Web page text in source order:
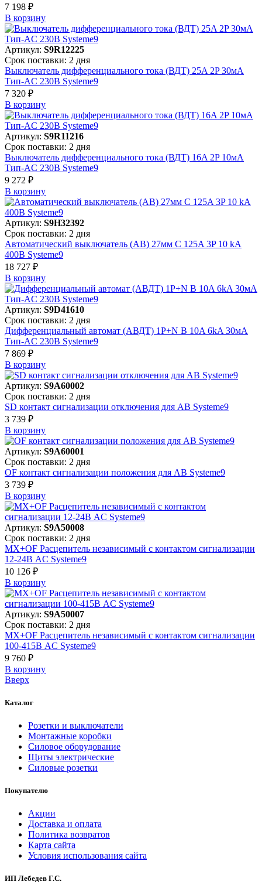
7 198 ₽
В корзинy
Артикул: S9R12225
Срок поставки: 2 дня
Выключатель дифференциального тока (ВДТ) 25A 2P 30мА
Тип-AC 230В Systeme9
7 320 ₽
В корзинy
Артикул: S9R11216
Срок поставки: 2 дня
Выключатель дифференциального тока (ВДТ) 16A 2P 10мА
Тип-AC 230В Systeme9
9 272 ₽
В корзинy
Артикул: S9H32392
Срок поставки: 2 дня
Автоматический выключатель (АВ) 27мм C 125A 3P 10 kA
400В Systeme9
18 727 ₽
В корзинy
Артикул: S9D41610
Срок поставки: 2 дня
Дифференциальный автомат (АВДТ) 1P+N B 10A 6kA 30мА
Тип-AC 230В Systeme9
7 869 ₽
В корзинy
Артикул: S9A60002
Срок поставки: 2 дня
SD контакт сигнализации отключения для АВ Systeme9
3 739 ₽
В корзинy
Артикул: S9A60001
Срок поставки: 2 дня
OF контакт сигнализации положения для АВ Systeme9
3 739 ₽
В корзинy
Артикул: S9A50008
Срок поставки: 2 дня
MX+OF Расцепитель независимый с контактом сигнализации
12-24В AC Systeme9
10 126 ₽
В корзинy
Артикул: S9A50007
Срок поставки: 2 дня
MX+OF Расцепитель независимый с контактом сигнализации
100-415В AC Systeme9
9 760 ₽
В корзинy
Вверх
Каталог
Розетки и выключатели
Монтажные коробки
Силовое оборудование
Щиты электрические
Силовые розетки
Покупателю
Акции
Доставка и оплата
Политика возвратов
Карта сайта
Условия использования сайта
ИП Лебедев Г.С.